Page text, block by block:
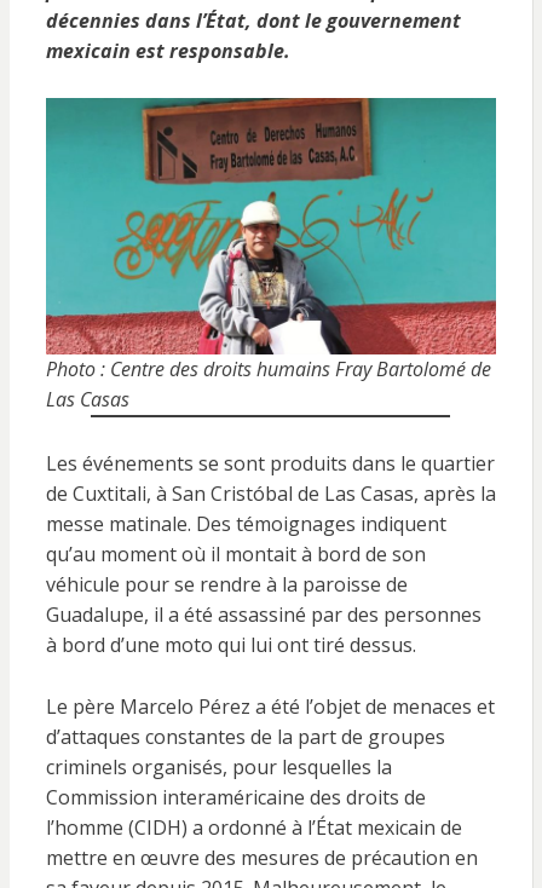
décennies dans l’État, dont le gouvernement
mexicain est responsable.
Photo : Centre des droits humains Fray Bartolomé de
Las Casas
Les événements se sont produits dans le quartier
de Cuxtitali, à San Cristóbal de Las Casas, après la
messe matinale. Des témoignages indiquent
qu’au moment où il montait à bord de son
véhicule pour se rendre à la paroisse de
Guadalupe, il a été assassiné par des personnes
à bord d’une moto qui lui ont tiré dessus.
Le père Marcelo Pérez a été l’objet de menaces et
d’attaques constantes de la part de groupes
criminels organisés, pour lesquelles la
Commission interaméricaine des droits de
l’homme (CIDH) a ordonné à l’État mexicain de
mettre en œuvre des mesures de précaution en